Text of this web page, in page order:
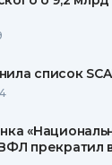
список
прекратил